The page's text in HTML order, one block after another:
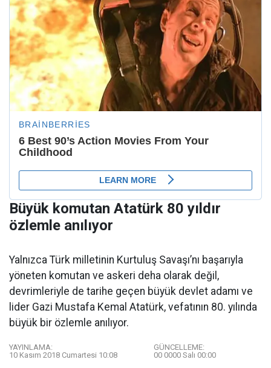
Büyük komutan Atatürk 80 yıldır
özlemle anılıyor
Yalnızca Türk milletinin Kurtuluş Savaşı’nı başarıyla
yöneten komutan ve askeri deha olarak değil,
devrimleriyle de tarihe geçen büyük devlet adamı ve
lider Gazi Mustafa Kemal Atatürk, vefatının 80. yılında
büyük bir özlemle anılıyor.
YAYINLAMA:
10 Kasım 2018 Cumartesi 10:08
GÜNCELLEME:
00 0000 Salı 00:00